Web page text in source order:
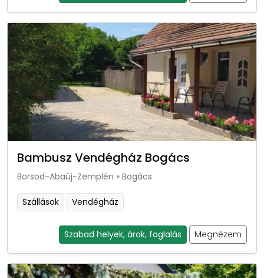
Bambusz Vendégház Bogács
Borsod-Abaúj-Zemplén » Bogács
Szállások Vendégház
Szabad helyek, árak, foglalás Megnézem